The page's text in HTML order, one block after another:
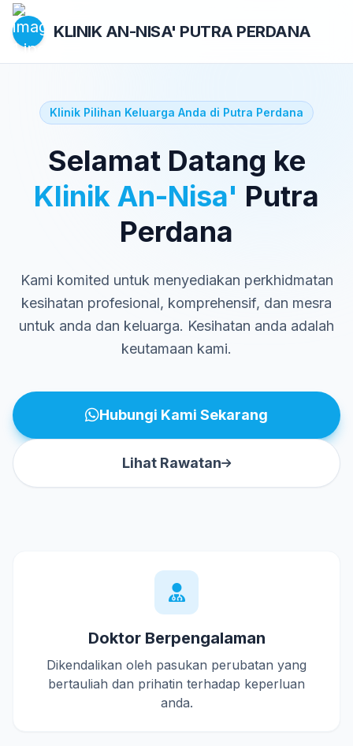
KLINIK AN-NISA' PUTRA PERDANA
Klinik Pilihan Keluarga Anda di Putra Perdana
Selamat Datang ke
Klinik An-Nisa' Putra
Perdana
Kami komited untuk menyediakan perkhidmatan
kesihatan profesional, komprehensif, dan mesra
untuk anda dan keluarga. Kesihatan anda adalah
keutamaan kami.
Hubungi Kami Sekarang
Lihat Rawatan
Doktor Berpengalaman
Dikendalikan oleh pasukan perubatan yang
bertauliah dan prihatin terhadap keperluan
anda.